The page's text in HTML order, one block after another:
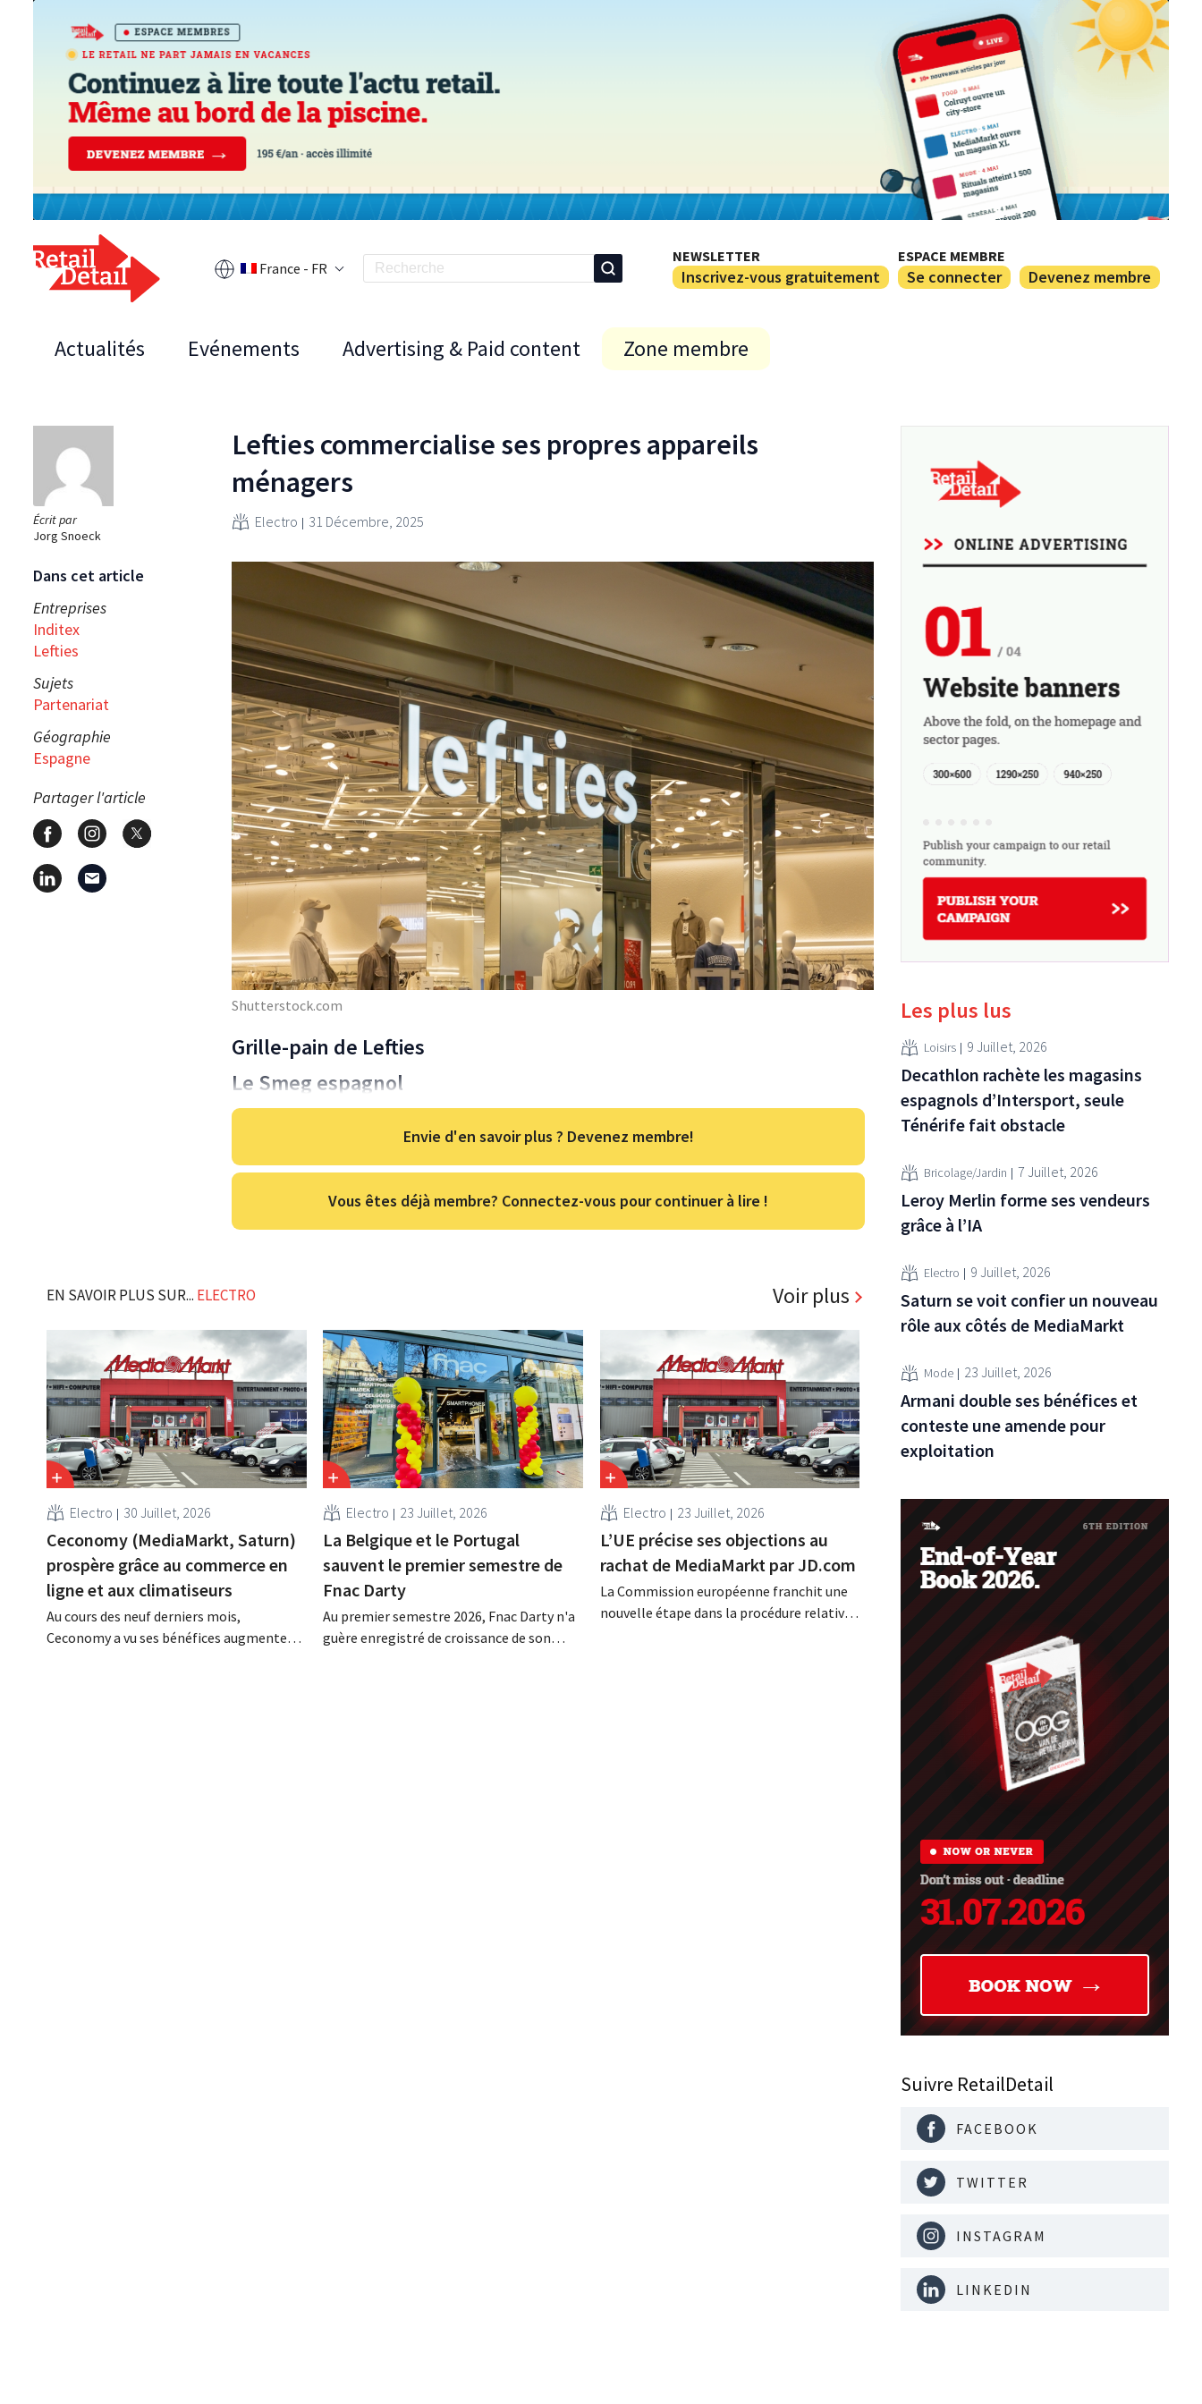
France - FR
NEWSLETTER
Inscrivez-vous gratuitement
ESPACE MEMBRE
Se connecter Devenez membre
Actualités Evénements Advertising & Paid content Zone membre
Écrit par
Jorg Snoeck
Dans cet article
Entreprises
Inditex
Lefties
Sujets
Partenariat
Géographie
Espagne
Partager l'article
Lefties commercialise ses propres appareils
ménagers
Electro 31 Décembre, 2025
Shutterstock.com
Grille-pain de Lefties
Le Smeg espagnol
Envie d'en savoir plus ? Devenez membre!
Vous êtes déjà membre? Connectez-vous pour continuer à lire !
EN SAVOIR PLUS SUR... ELECTRO Voir plus
Electro 30 Juillet, 2026
Ceconomy (MediaMarkt, Saturn)
prospère grâce au commerce en
ligne et aux climatiseurs
Au cours des neuf derniers mois,
Ceconomy a vu ses bénéfices augmenter
Electro 23 Juillet, 2026
La Belgique et le Portugal
sauvent le premier semestre de
Fnac Darty
Au premier semestre 2026, Fnac Darty n'a
guère enregistré de croissance de son
Electro 23 Juillet, 2026
L’UE précise ses objections au
rachat de MediaMarkt par JD.com
La Commission européenne franchit une
nouvelle étape dans la procédure relative
Les plus lus
Loisirs 9 Juillet, 2026
Decathlon rachète les magasins
espagnols d’Intersport, seule
Ténérife fait obstacle
Bricolage/Jardin 7 Juillet, 2026
Leroy Merlin forme ses vendeurs
grâce à l’IA
Electro 9 Juillet, 2026
Saturn se voit confier un nouveau
rôle aux côtés de MediaMarkt
Mode 23 Juillet, 2026
Armani double ses bénéfices et
conteste une amende pour
exploitation
Suivre RetailDetail
FACEBOOK
TWITTER
INSTAGRAM
LINKEDIN